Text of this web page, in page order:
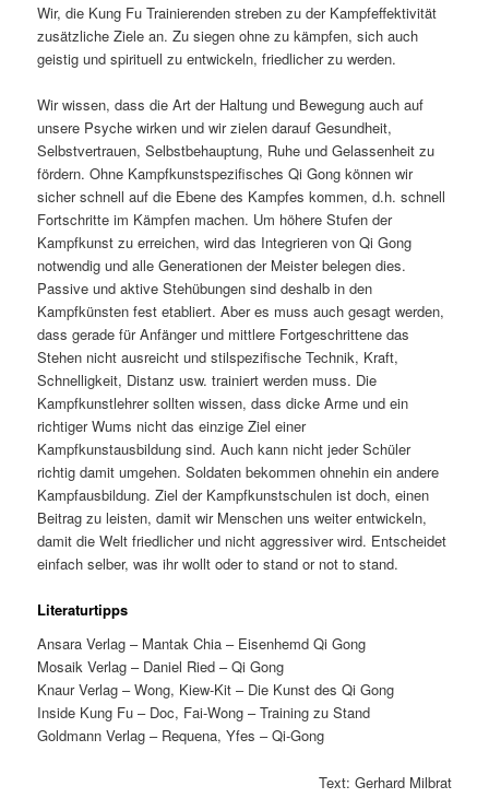
Wir, die Kung Fu Trainierenden streben zu der Kampfeffektivität
zusätzliche Ziele an. Zu siegen ohne zu kämpfen, sich auch
geistig und spirituell zu entwickeln, friedlicher zu werden.
Wir wissen, dass die Art der Haltung und Bewegung auch auf
unsere Psyche wirken und wir zielen darauf Gesundheit,
Selbstvertrauen, Selbstbehauptung, Ruhe und Gelassenheit zu
fördern. Ohne Kampfkunstspezifisches Qi Gong können wir
sicher schnell auf die Ebene des Kampfes kommen, d.h. schnell
Fortschritte im Kämpfen machen. Um höhere Stufen der
Kampfkunst zu erreichen, wird das Integrieren von Qi Gong
notwendig und alle Generationen der Meister belegen dies.
Passive und aktive Stehübungen sind deshalb in den
Kampfkünsten fest etabliert. Aber es muss auch gesagt werden,
dass gerade für Anfänger und mittlere Fortgeschrittene das
Stehen nicht ausreicht und stilspezifische Technik, Kraft,
Schnelligkeit, Distanz usw. trainiert werden muss. Die
Kampfkunstlehrer sollten wissen, dass dicke Arme und ein
richtiger Wums nicht das einzige Ziel einer
Kampfkunstausbildung sind. Auch kann nicht jeder Schüler
richtig damit umgehen. Soldaten bekommen ohnehin ein andere
Kampfausbildung. Ziel der Kampfkunstschulen ist doch, einen
Beitrag zu leisten, damit wir Menschen uns weiter entwickeln,
damit die Welt friedlicher und nicht aggressiver wird. Entscheidet
einfach selber, was ihr wollt oder to stand or not to stand.
Literaturtipps
Ansara Verlag – Mantak Chia – Eisenhemd Qi Gong
Mosaik Verlag – Daniel Ried – Qi Gong
Knaur Verlag – Wong, Kiew-Kit – Die Kunst des Qi Gong
Inside Kung Fu – Doc, Fai-Wong – Training zu Stand
Goldmann Verlag – Requena, Yfes – Qi-Gong
Text: Gerhard Milbrat